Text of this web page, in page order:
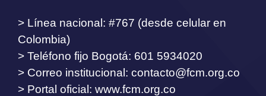
> Línea nacional: #767 (desde celular en
Colombia)
> Teléfono fijo Bogotá: 601 5934020
> Correo institucional: contacto@fcm.org.co
> Portal oficial: www.fcm.org.co